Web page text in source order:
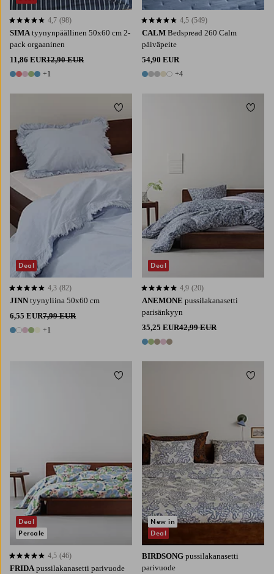
SIMA tyynynpäällinen 50x60 cm 2-
pack orgaaninen
11,86 EUR12,90 EUR
6 värejä
+1
4,7 perustuen 98 arvosanaan
4,7 (98)
CALM Bedspread 260 Calm
päiväpeite
54,90 EUR
9 värejä
+4
4,5 perustuen 549 arvosanaan
4,5 (549)
JINN tyynyliina 50x60 cm
6,55 EUR7,99 EUR
6 värejä
+1
4,3 perustuen 82 arvosanaan
4,3 (82)
Deal
Lisää suosikkeihin
ANEMONE pussilakanasetti
parisänkyyn
35,25 EUR42,99 EUR
5 värejä
4,9 perustuen 20 arvosanaan
4,9 (20)
Deal
Lisää
FRIDA pussilakanasetti parivuode
4,5 perustuen 46 arvosanaan
4,5 (46)
Deal
Percale
Lisää suosikkeihin
BIRDSONG pussilakanasetti
parivuode
New in
Deal
Lisää